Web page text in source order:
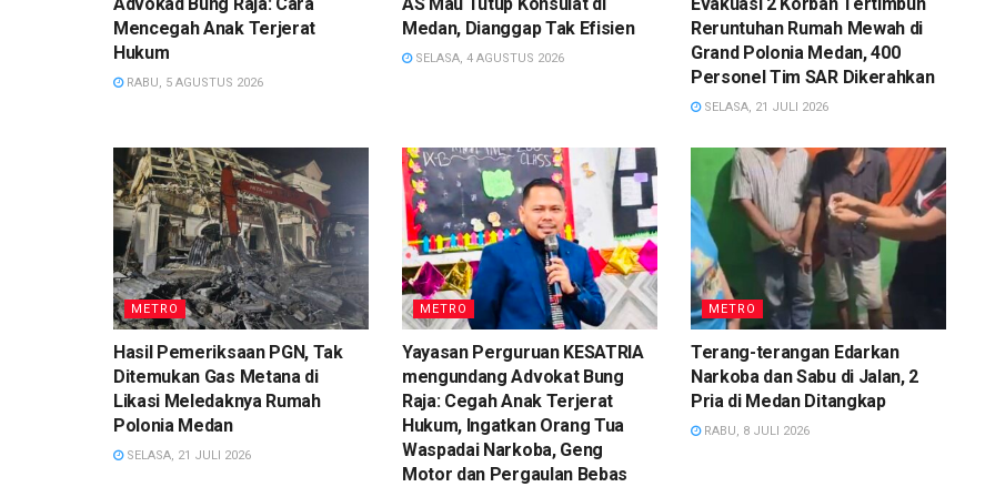
Mencegah Anak Terjerat
Hukum
RABU, 5 AGUSTUS 2026
Medan, Dianggap Tak Efisien
SELASA, 4 AGUSTUS 2026
Reruntuhan Rumah Mewah di
Grand Polonia Medan, 400
Personel Tim SAR Dikerahkan
SELASA, 21 JULI 2026
METRO
Hasil Pemeriksaan PGN, Tak
Ditemukan Gas Metana di
Likasi Meledaknya Rumah
Polonia Medan
SELASA, 21 JULI 2026
METRO
Yayasan Perguruan KESATRIA
mengundang Advokat Bung
Raja: Cegah Anak Terjerat
Hukum, Ingatkan Orang Tua
Waspadai Narkoba, Geng
Motor dan Pergaulan Bebas
METRO
Terang-terangan Edarkan
Narkoba dan Sabu di Jalan, 2
Pria di Medan Ditangkap
RABU, 8 JULI 2026